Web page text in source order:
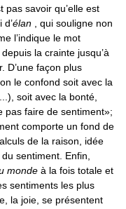
pas savoir qu’elle est
élan , qui souligne non
l’indique le mot
la crainte jusqu’à
D’une façon plus
le confond soit avec la
soit avec la bonté,
pas faire de sentiment»;
comporte un fond de
de la raison, idée
sentiment. Enfin,
monde à la fois totale et
sentiments les plus
la joie, se présentent